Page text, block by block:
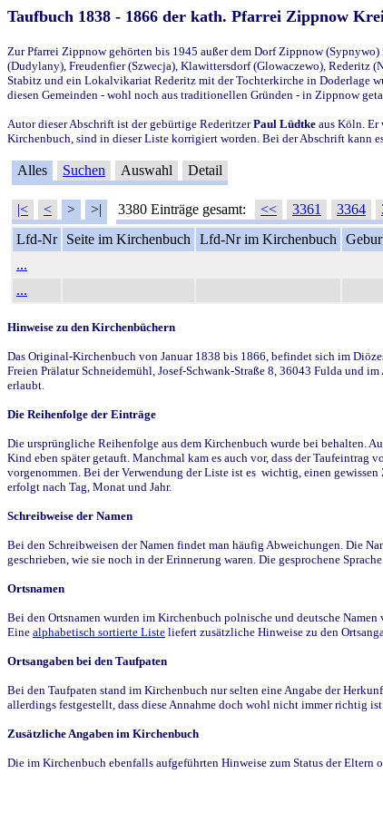
Taufbuch 1838 - 1866 der kath. Pfarrei Zippnow
Zur Pfarrei Zippnow gehörten bis 1945 außer dem Dorf Zippnow
(Dudylany), Freudenfier (Szwecja), Klawittersdorf (Glowaczewo), Rederitz
Stabitz und ein Lokalvikariat Rederitz mit der Tochterkirche in Doderlage
diesen Gemeinden - wohl noch aus traditionellen Gründen - in Zippnow
Autor dieser Abschrift ist der gebürtige RederitzerPaul Lüdtke aus Köln. Er
Kirchenbuch, sind in dieser Liste korrigiert worden. Bei der Abschrift kann
Alles Suchen Auswahl Detail
|< < > >| 3380 Einträge gesamt: << 3361 3364
Lfd-Nr
Seite im Kirchenbuch Lfd-Nr im Kirchenbuch
...
...
Hinweise zu den Kirchenbüchern
Das Original-Kirchenbuch von Januar 1838 bis 1866, befindet sich im
Freien Prälatur Schneidemühl, Josef-Schwank-Straße 8, 36043 Fulda und
erlaubt.
Die Reihenfolge der Einträge
Die ursprüngliche Reihenfolge aus dem Kirchenbuch wurde bei behalten.
Kind eben später getauft. Manchmal kam es auch vor, dass der
vorgenommen. Bei der Verwendung der Liste ist es wichtig, einen
erfolgt nach Tag, Monat und Jahr.
Schreibweise der Namen
Bei den Schreibweisen der Namen findet man häufig Abweichungen. Die
geschrieben, wie sie noch in der Erinnerung waren. Die gesprochene
Ortsnamen
Bei den Ortsnamen wurden im Kirchenbuch polnische und deutsche
Eine alphabetisch sortierte Liste liefert zusätzliche Hinweise zu den
Ortsangaben bei den Taufpaten
Bei den Taufpaten stand im Kirchenbuch nur selten eine Angabe der
allerdings festgestellt, dass diese Annahme doch wohl nicht immer richtig
Zusätzliche Angaben im Kirchenbuch
Die im Kirchenbuch ebenfalls aufgeführten Hinweise zum Status der Eltern